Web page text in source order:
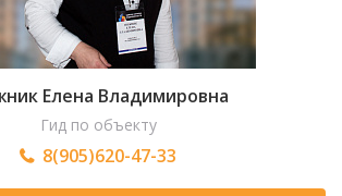
Елена Владимировна
Гид по объекту
8(905)620-47-33